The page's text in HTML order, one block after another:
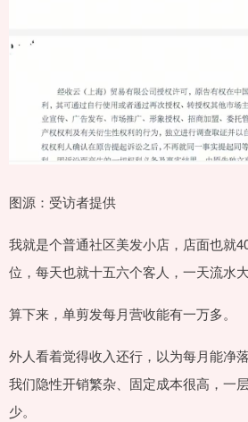
图源：受访者提供
我就是个普通社区美发小店，店面也就
位，每天也就十五六个客人，一天流水大
算下来，单剪发每月营收能有一万多。
外人看着觉得收入还行，以为每月能净
我们隐性开销繁杂、固定成本很高，一
少。